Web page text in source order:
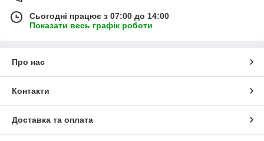
Сьогодні працює з 07:00 до 14:00
Показати весь графік роботи
Про нас
Контакти
Доставка та оплата